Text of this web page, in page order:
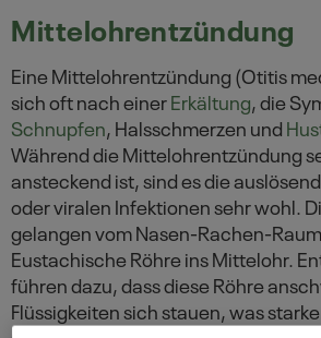
Mittelohrentzündung
Eine Mittelohrentzündung (Otitis
sich oft nach einerErkältung, die
Schnupfen, Halsschmerzen und
Während die Mittelohrentzündung
ansteckend ist, sind es die
oder viralen Infektionen sehr wohl.
gelangen vom Nasen-Rachen-
Eustachische Röhre ins Mittelohr.
führen dazu, dass diese Röhre
Flüssigkeiten sich stauen, was